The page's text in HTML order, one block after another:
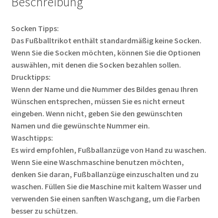
Socken Tipps:
Das Fußballtrikot enthält standardmäßig keine Socken.
Wenn Sie die Socken möchten, können Sie die Optionen
auswählen, mit denen die Socken bezahlen sollen.
Drucktipps:
Wenn der Name und die Nummer des Bildes genau Ihren
Wünschen entsprechen, müssen Sie es nicht erneut
eingeben. Wenn nicht, geben Sie den gewünschten
Namen und die gewünschte Nummer ein.
Waschtipps:
Es wird empfohlen, Fußballanzüge von Hand zu waschen.
Wenn Sie eine Waschmaschine benutzen möchten,
denken Sie daran, Fußballanzüge einzuschalten und zu
waschen. Füllen Sie die Maschine mit kaltem Wasser und
verwenden Sie einen sanften Waschgang, um die Farben
besser zu schützen.